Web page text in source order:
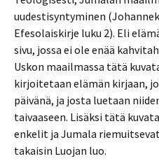
uudestisyntyminen
Efesolaiskirje luku 2). Eli
sivu, jossa ei ole enää
Uskon maailmassa tätä
kirjoitetaan elämän kirjaan,
päivänä, ja josta luetaan
taivaaseen. Lisäksi tätä
enkelit ja Jumala
takaisin Luojan luo.